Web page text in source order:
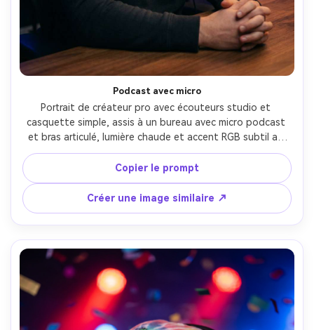
Podcast avec micro
Portrait de créateur pro avec écouteurs studio et
casquette simple, assis à un bureau avec micro podcast
et bras articulé, lumière chaude et accent RGB subtil au
fond, prise Sony A7IV 50mm f/1.4, cadrage poitrine, focus
net, ultra réaliste, esthétique créateur --ar 4:5
Copier le prompt
Créer une image similaire ↗